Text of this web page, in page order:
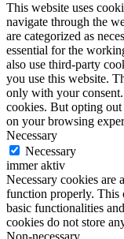
This website uses
navigate through the
are categorized as
essential for the
also use third-party
you use this website.
only with your
cookies. But opting out
on your browsing
Necessary
Necessary
immer aktiv
Necessary cookies are
function properly. This
basic functionalities
cookies do not store